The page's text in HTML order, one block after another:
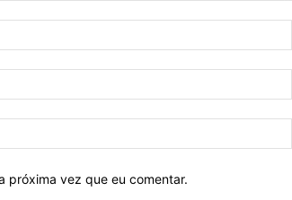
próxima vez que eu comentar.